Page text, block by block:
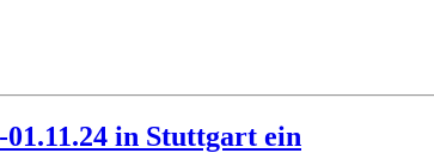
in Stuttgart ein